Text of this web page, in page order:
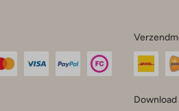
Download